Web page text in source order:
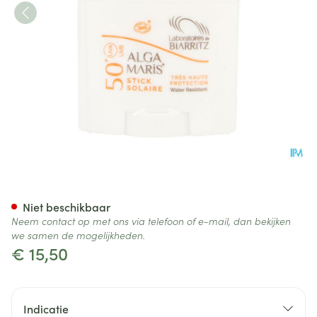
€ 15,50
Niet beschikbaar
Neem contact op met ons via telefoon of e-mail, dan bekijken
we samen de mogelijkheden.
Indicatie